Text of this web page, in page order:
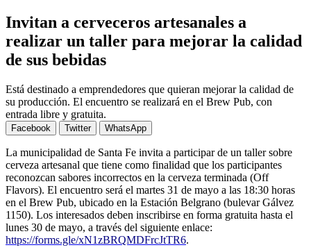
Invitan a cerveceros artesanales a
realizar un taller para mejorar la calidad
de sus bebidas
Está destinado a emprendedores que quieran mejorar la calidad de
su producción. El encuentro se realizará en el Brew Pub, con
entrada libre y gratuita.
Facebook Twitter WhatsApp
La municipalidad de Santa Fe invita a participar de un taller sobre
cerveza artesanal que tiene como finalidad que los participantes
reconozcan sabores incorrectos en la cerveza terminada (Off
Flavors). El encuentro será el martes 31 de mayo a las 18:30 horas
en el Brew Pub, ubicado en la Estación Belgrano (bulevar Gálvez
1150). Los interesados deben inscribirse en forma gratuita hasta el
lunes 30 de mayo, a través del siguiente enlace:
https://forms.gle/xN1zBRQMDFrcJtTR6.